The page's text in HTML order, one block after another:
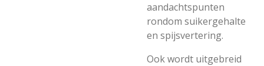
aandachtspunten
rondom suikergehalte
en spijsvertering.
Ook wordt uitgebreid